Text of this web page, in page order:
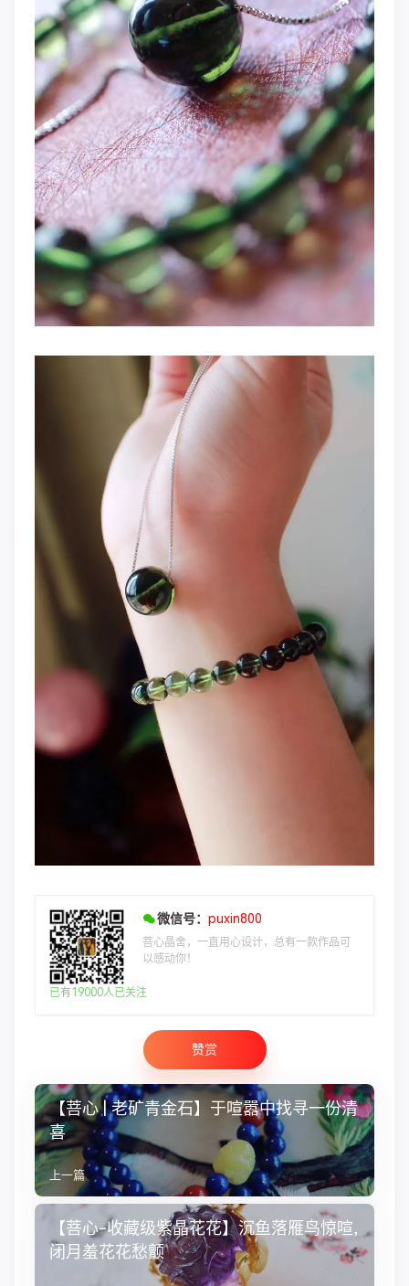
微信号： puxin800
菩心晶舍，一直用心设计，总有一款作品可
以感动你！
已有19000人已关注
赞赏
【菩心 | 老矿青金石】于喧嚣中找寻一份清
喜
上一篇
【菩心-收藏级紫晶花花】沉鱼落雁鸟惊喧,
闭月羞花花愁颤